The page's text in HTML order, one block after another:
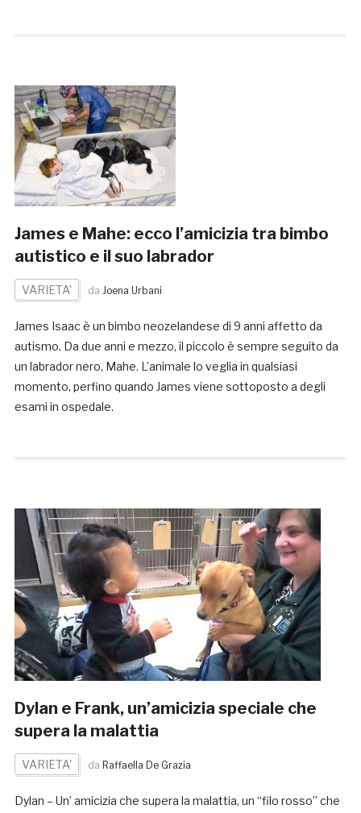
James e Mahe: ecco l’amicizia tra bimbo
autistico e il suo labrador
VARIETA' da Joena Urbani
James Isaac è un bimbo neozelandese di 9 anni affetto da
autismo. Da due anni e mezzo, il piccolo è sempre seguito da
un labrador nero, Mahe. L’animale lo veglia in qualsiasi
momento, perfino quando James viene sottoposto a degli
esami in ospedale.
Dylan e Frank, un’amicizia speciale che
supera la malattia
VARIETA' da Raffaella De Grazia
Dylan – Un’ amicizia che supera la malattia, un “filo rosso” che